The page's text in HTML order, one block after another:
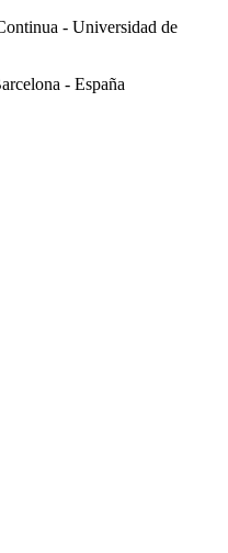
- Universidad de
- España